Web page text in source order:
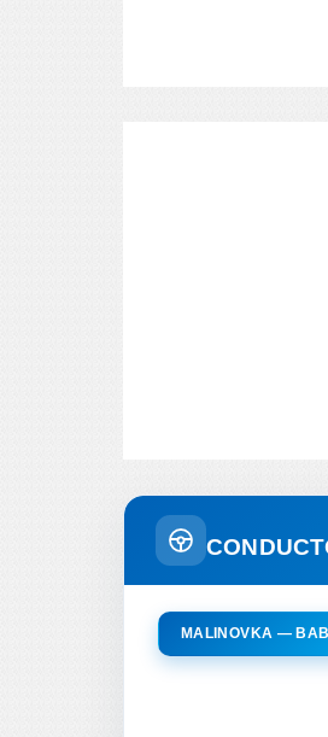
MALINOVKA —